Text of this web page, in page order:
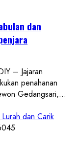
dan
– Jajaran
penahanan
Gedangsari,...
dan Carik